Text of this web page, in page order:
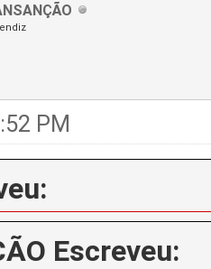
PM
Escreveu: